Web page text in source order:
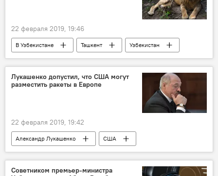
22 февраля 2019, 19:46
В Узбекистане Ташкент
Узбекистан
Узбекистан
Животные
животные
Зоопарк
Лукашенко допустил, что США могут
разместить ракеты в Европе
22 февраля 2019, 19:42
Александр Лукашенко
США
Политика
Россия
Советником премьер-министра